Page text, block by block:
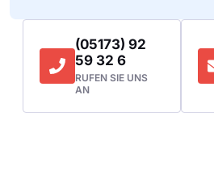
(05173) 92
59 32 6
RUFEN SIE UNS
AN